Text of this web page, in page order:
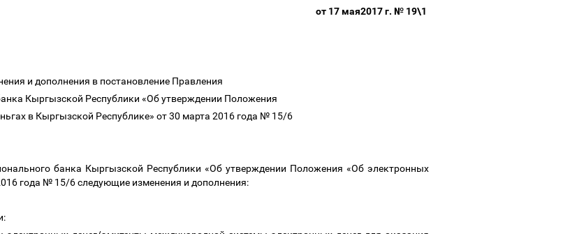
от 17 мая2017 г. № 19\1
и дополнения в постановление Правления
Кыргызской Республики «Об утверждении Положения
в Кыргызской Республике» от 30 марта 2016 года № 15/6
банка Кыргызской Республики «Об утверждении Положения «Об электронных
года № 15/6 следующие изменения и дополнения: